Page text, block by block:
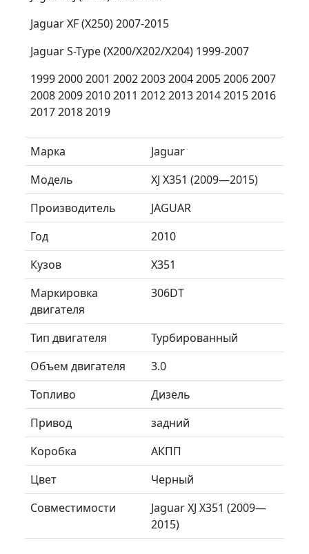
Jaguar XF (X250) 2007-2015
Jaguar S-Type (X200/X202/X204) 1999-2007
1999 2000 2001 2002 2003 2004 2005 2006 2007
2008 2009 2010 2011 2012 2013 2014 2015 2016
2017 2018 2019
Марка
Jaguar
Модель
XJ X351 (2009—2015)
Производитель
JAGUAR
Год
2010
Кузов
X351
Маркировка
двигателя
306DT
Тип двигателя
Турбированный
Объем двигателя
3.0
Топливо
Дизель
Привод
задний
Коробка
АКПП
Цвет
Черный
Совместимости
Jaguar XJ X351 (2009—
2015)